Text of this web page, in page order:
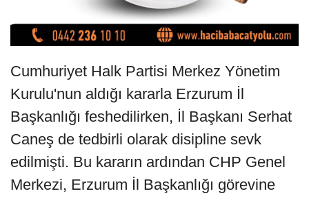
Cumhuriyet Halk Partisi Merkez Yönetim
Kurulu'nun aldığı kararla Erzurum İl
Başkanlığı feshedilirken, İl Başkanı Serhat
Caneş de tedbirli olarak disipline sevk
edilmişti. Bu kararın ardından CHP Genel
Merkezi, Erzurum İl Başkanlığı görevine